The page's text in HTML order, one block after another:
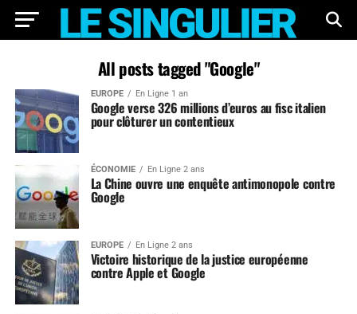
All posts tagged "Google"
EUROPE En Ligne 1 an
Google verse 326 millions d’euros au fisc italien
pour clôturer un contentieux
ÉCONOMIE En Ligne 2 ans
La Chine ouvre une enquête antimonopole contre
Google
EUROPE En Ligne 2 ans
Victoire historique de la justice européenne
contre Apple et Google